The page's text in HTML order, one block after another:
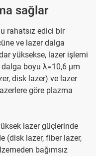
sağlar
rahatsız edici bir
ve lazer dalga
yüksekse, lazer işlemi
dalga boyu λ=10,6 µm
disk lazer) ve lazer
göre plazma
lazer güçlerinde
(disk lazer, fiber lazer,
bağımsız